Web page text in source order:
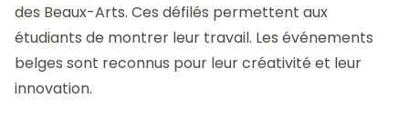
des Beaux-Arts. Ces défilés permettent aux
étudiants de montrer leur travail. Les événements
belges sont reconnus pour leur créativité et leur
innovation.